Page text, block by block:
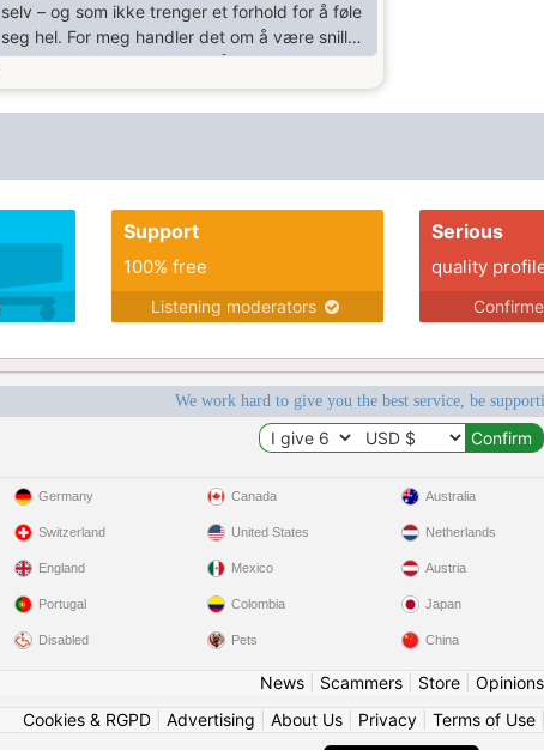
selv – og som ikke trenger et forhold for å føle
seg hel. For meg handler det om å være snille
med hverandre, og kunne gå videre med
respekt hvis det ikke passer. Lite drama, mye
selvinnsikt. Hvis du også tror kjærlighet skal
Support
100% free
Listening moderators
Serious
quality
We work hard to give you the best service, be
Germany
Switzerland
England
Portugal
Disabled
Canada
United States
Mexico
Colombia
Pets
Australia
Netherlands
Austria
Japan
China
News| Scammers| Store| Opinions
Cookies & RGPD| Advertising About Us| Privacy| Terms of Use|